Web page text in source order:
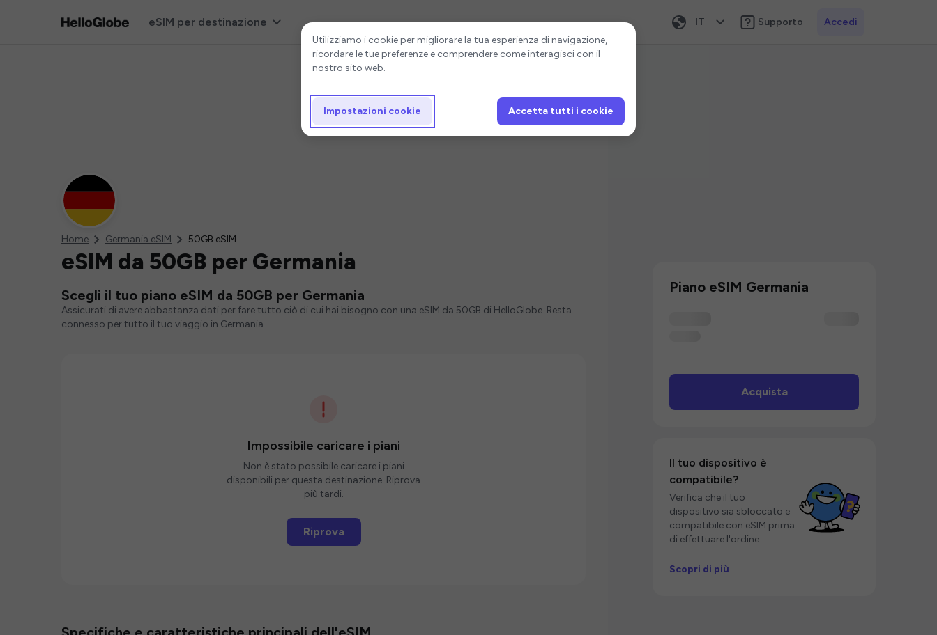
eSIM per destinazione IT Supporto Accedi
Home Germania eSIM 50GB eSIM
eSIM da 50GB per Germania
Scegli il tuo piano eSIM da 50GB per Germania
Assicurati di avere abbastanza dati per fare tutto ciò di cui hai bisogno con una eSIM da 50GB di HelloGlobe. Resta
connesso per tutto il tuo viaggio in Germania.
Impossibile caricare i piani
Non è stato possibile caricare i piani
disponibili per questa destinazione. Riprova
più tardi.
Riprova
Piano eSIM Germania
Acquista
Il tuo dispositivo è
compatibile?
Verifica che il tuo
dispositivo sia sbloccato e
compatibile con eSIM prima
di effettuare l'ordine.
Scopri di più
Impostazioni cookie
Utilizziamo i cookie per migliorare la tua esperienza di navigazione,
ricordare le tue preferenze e comprendere come interagisci con il
nostro sito web.
Impostazioni cookie Accetta tutti i cookie